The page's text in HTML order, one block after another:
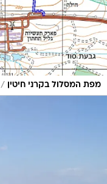
מפת המסלול בקרני חיטין /